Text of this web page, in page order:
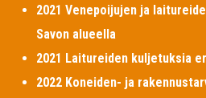
2021 Venepoijujen ja
Savon alueella
2021 Laitureiden kuljetuksia
2022 Koneiden- ja